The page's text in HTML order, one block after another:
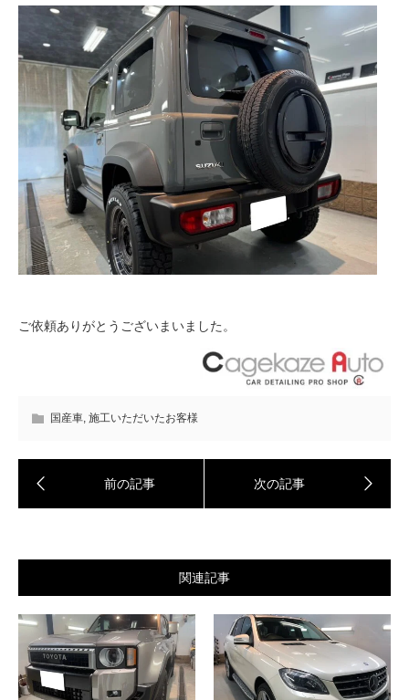
ご依頼ありがとうございまいました。
国産車 施工いただいたお客様
関連記事